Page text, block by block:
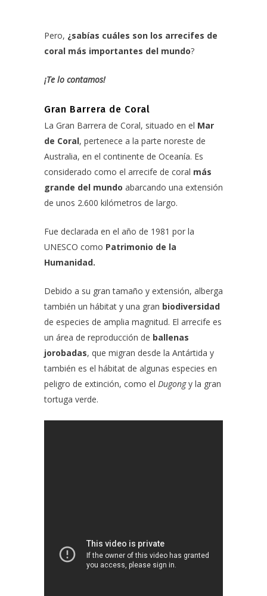
Pero, ¿sabías cuáles son los arrecifes de
coral más importantes del mundo?
¡Te lo contamos!
Gran Barrera de Coral
La Gran Barrera de Coral, situado en el Mar
de Coral, pertenece a la parte noreste de
Australia, en el continente de Oceanía. Es
considerado como el arrecife de coral más
grande del mundo abarcando una extensión
de unos 2.600 kilómetros de largo.
Fue declarada en el año de 1981 por la
UNESCO como Patrimonio de la
Humanidad.
Debido a su gran tamaño y extensión, alberga
también un hábitat y una gran biodiversidad
de especies de amplia magnitud. El arrecife es
un área de reproducción de ballenas
jorobadas, que migran desde la Antártida y
también es el hábitat de algunas especies en
peligro de extinción, como el Dugongy la gran
tortuga verde.